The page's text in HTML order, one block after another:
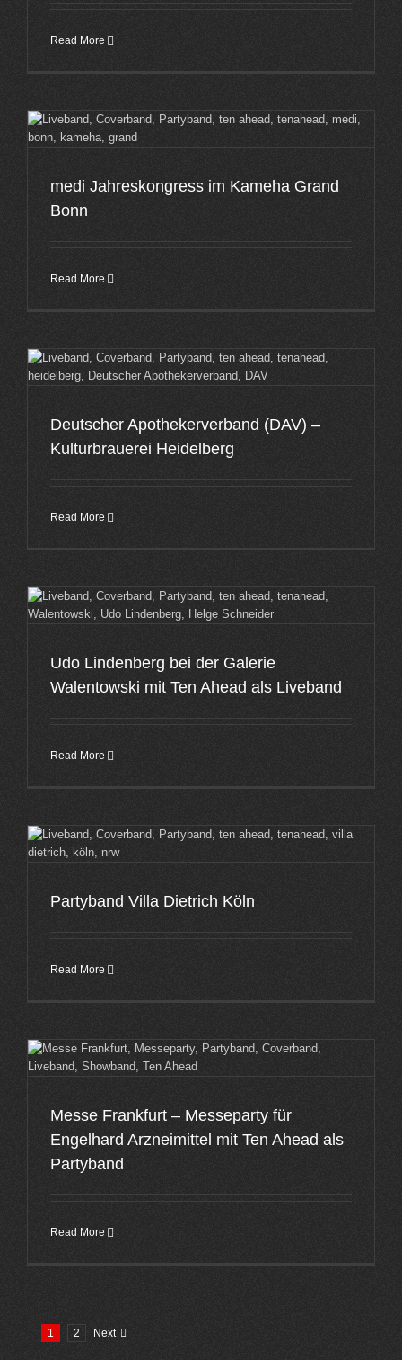
Read More
medi Jahreskongress im Kameha Grand
Bonn
Read More
Deutscher Apothekerverband (DAV) –
Kulturbrauerei Heidelberg
Read More
Udo Lindenberg bei der Galerie
Walentowski mit Ten Ahead als Liveband
Read More
Partyband Villa Dietrich Köln
Read More
Messe Frankfurt – Messeparty für
Engelhard Arzneimittel mit Ten Ahead als
Partyband
Read More
1 2 Next